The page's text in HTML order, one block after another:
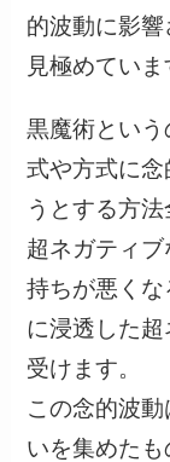
的波動に影
見極めていま
黒魔術とい
式や方式に
うとする方法
超ネガティ
持ちが悪く
に浸透した
受けます。
この念的波
いを集めた